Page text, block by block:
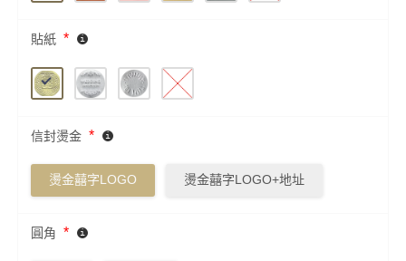
貼紙 *
信封燙金 *
燙金囍字LOGO 燙金囍字LOGO+地址
圓角 *